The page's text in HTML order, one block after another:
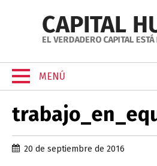
MENÚ
20 de septiembre de 2016